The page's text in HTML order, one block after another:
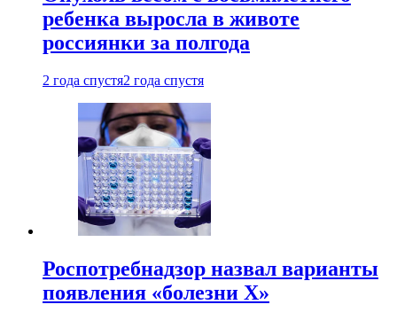
ребенка выросла в животе
россиянки за полгода
2 года спустя2 года спустя
Роспотребнадзор назвал варианты
появления «болезни Х»